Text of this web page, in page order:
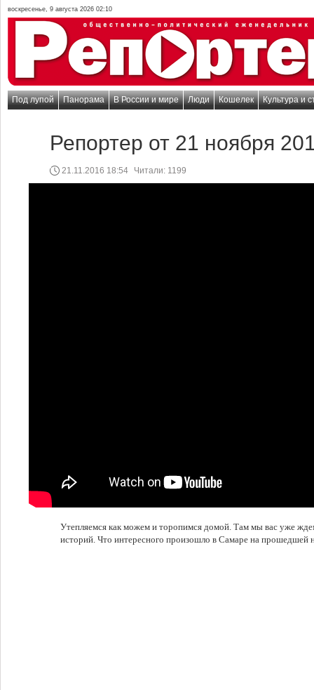
воскресенье, 9 августа 2026 02:10
Под лупой Панорама В России и мире Люди Кошелек Культура и
Репортер от 21 ноября
21.11.2016 18:54 Читали: 1199
Утепляемся как можем и торопимся домой. Там мы вас уже
историй. Что интересного произошло в Самаре на прошедшей